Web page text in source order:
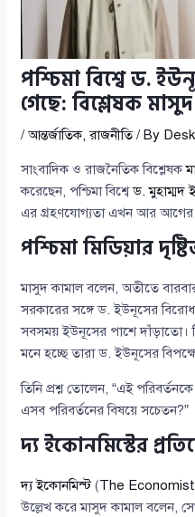
পশ্চিমা বিশ্বে ড.
গেছে: বিশ্লেষক
/আন্তর্জাতিক,রাজনীতি/ By
সাংবাদিক ও রাজনৈতিক বিশ্লেষক
করেছেন, পশ্চিমা বিশ্বেড. মুহাম্মদ
এর গ্রহণযোগ্যতা এখন আর আগের
পশ্চিমা মিডিয়ার
মাসুদ কামাল বলেন, অতীতে
সরকারের সঙ্গে ড. ইউনূসের বিরোধ
সবসময় ইউনূসের পাশে দাঁড়াতো।
মনে হচ্ছে তারা ড. ইউনূসের বিপক্ষে
তিনি প্রশ্ন তোলেন, “এই
এসব পরিবর্তনের বিষয়ে সচেতন?”
দ্য ইকোনমিস্টের
দ্য ইকোনমিস্ট (The Economist
উল্লেখ করে মাসুদ কামাল বলেন,